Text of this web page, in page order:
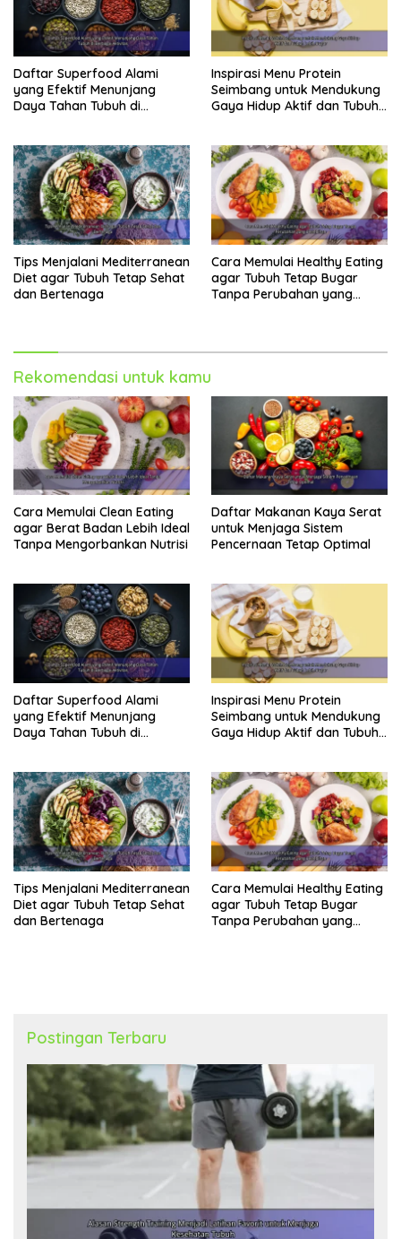
Daftar Superfood Alami
yang Efektif Menunjang
Daya Tahan Tubuh di
Inspirasi Menu Protein
Seimbang untuk Mendukung
Gaya Hidup Aktif dan Tubuh
Tips Menjalani Mediterranean
Diet agar Tubuh Tetap Sehat
dan Bertenaga
Cara Memulai Healthy Eating
agar Tubuh Tetap Bugar
Tanpa Perubahan yang
Rekomendasi untuk kamu
Cara Memulai Clean Eating
agar Berat Badan Lebih Ideal
Tanpa Mengorbankan Nutrisi
Daftar Makanan Kaya Serat
untuk Menjaga Sistem
Pencernaan Tetap Optimal
Daftar Superfood Alami
yang Efektif Menunjang
Daya Tahan Tubuh di
Inspirasi Menu Protein
Seimbang untuk Mendukung
Gaya Hidup Aktif dan Tubuh
Tips Menjalani Mediterranean
Diet agar Tubuh Tetap Sehat
dan Bertenaga
Cara Memulai Healthy Eating
agar Tubuh Tetap Bugar
Tanpa Perubahan yang
Postingan Terbaru